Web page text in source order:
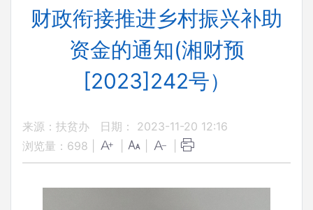
财政衔接推进乡村振兴补助
资金的通知(湘财预
[2023]242号）
来源：扶贫办
日期： 2023-11-20 12:16
浏览量： 698